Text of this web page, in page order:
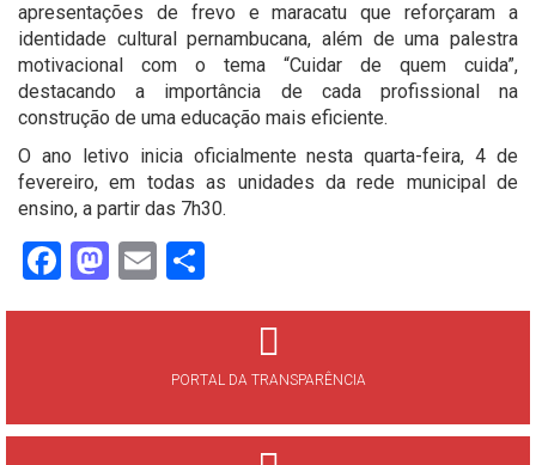
apresentações de frevo e maracatu que reforçaram a
identidade cultural pernambucana, além de uma palestra
motivacional com o tema “Cuidar de quem cuida”,
destacando a importância de cada profissional na
construção de uma educação mais eficiente.
O ano letivo inicia oficialmente nesta quarta-feira, 4 de
fevereiro, em todas as unidades da rede municipal de
ensino, a partir das 7h30.
Facebook
Mastodon
Email
PORTAL DA TRANSPARÊNCIA